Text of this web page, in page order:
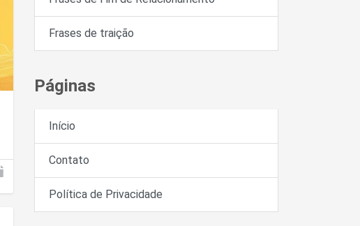
Frases de traição
Páginas
Início
Contato
Política de Privacidade